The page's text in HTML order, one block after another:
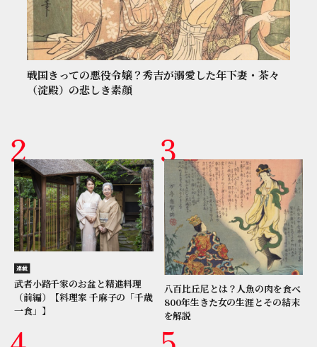
戦国きっての悪役令嬢？秀吉が溺愛した年下妻・茶々
（淀殿）の悲しき素顔
連載
武者小路千家のお盆と精進料理
（前編）【料理家 千麻子の「千歳
一食」】
八百比丘尼とは？人魚の肉を食べ
800年生きた女の生涯とその結末
を解説